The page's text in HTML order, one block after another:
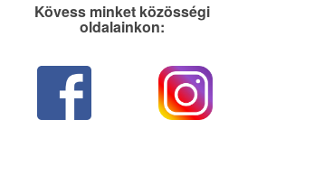
Kövess minket közösségi
oldalainkon: